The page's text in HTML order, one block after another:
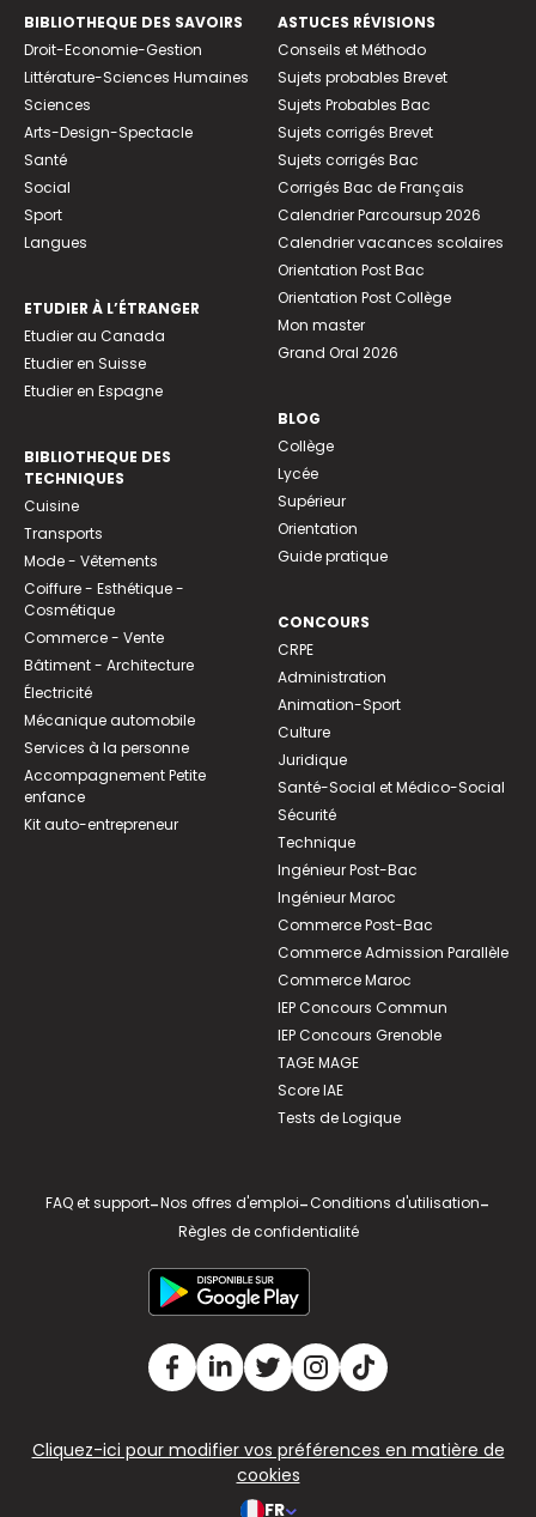
BIBLIOTHEQUE DES SAVOIRS
Droit-Economie-Gestion
Littérature-Sciences Humaines
Sciences
Arts-Design-Spectacle
Santé
Social
Sport
Langues
ETUDIER À L’ÉTRANGER
Etudier au Canada
Etudier en Suisse
Etudier en Espagne
BIBLIOTHEQUE DES
TECHNIQUES
Cuisine
Transports
Mode - Vêtements
Coiffure - Esthétique -
Cosmétique
Commerce - Vente
Bâtiment - Architecture
Électricité
Mécanique automobile
Services à la personne
Accompagnement Petite
enfance
Kit auto-entrepreneur
ASTUCES RÉVISIONS
Conseils et Méthodo
Sujets probables Brevet
Sujets Probables Bac
Sujets corrigés Brevet
Sujets corrigés Bac
Corrigés Bac de Français
Calendrier Parcoursup 2026
Calendrier vacances scolaires
Orientation Post Bac
Orientation Post Collège
Mon master
Grand Oral 2026
BLOG
Collège
Lycée
Supérieur
Orientation
Guide pratique
CONCOURS
CRPE
Administration
Animation-Sport
Culture
Juridique
Santé-Social et Médico-Social
Sécurité
Technique
Ingénieur Post-Bac
Ingénieur Maroc
Commerce Post-Bac
Commerce Admission Parallèle
Commerce Maroc
IEP Concours Commun
IEP Concours Grenoble
TAGE MAGE
Score IAE
Tests de Logique
FAQ et support-Nos offres d'emploi-Conditions d'utilisation-
Règles de confidentialité
Cliquez-ici pour modifier vos préférences en matière de
cookies
FR